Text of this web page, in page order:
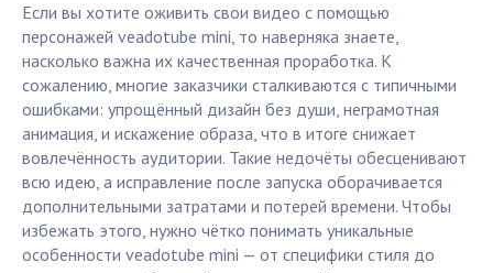
Если вы хотите оживить свои видео с помощью
персонажей veadotube mini, то наверняка знаете,
насколько важна их качественная проработка. К
сожалению, многие заказчики сталкиваются с типичными
ошибками: упрощённый дизайн без души, неграмотная
анимация, и искажение образа, что в итоге снижает
вовлечённость аудитории. Такие недочёты обесценивают
всю идею, а исправление после запуска оборачивается
дополнительными затратами и потерей времени. Чтобы
избежать этого, нужно чётко понимать уникальные
особенности veadotube mini — от специфики стиля до